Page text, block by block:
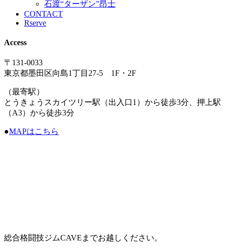
石渡“ターザン”昂士
CONTACT
Rserve
Access
〒131-0033
東京都墨田区向島1丁目27-5 1F・2F
（最寄駅）
とうきょうスカイツリー駅（出入口1）から徒歩3分、押上駅
（A3）から徒歩3分
●MAPはこちら
総合格闘技ジムCAVEまでお越しください。